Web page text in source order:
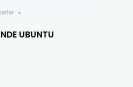
UBUNTU